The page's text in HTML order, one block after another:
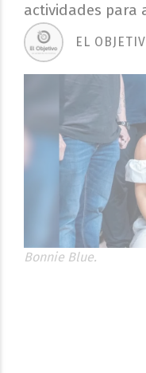
actividades para
EL
Bonnie Blue.